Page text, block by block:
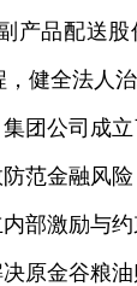
产品配送
健全法人
集团公司成
范金融风
内部激励与约
原金谷粮油